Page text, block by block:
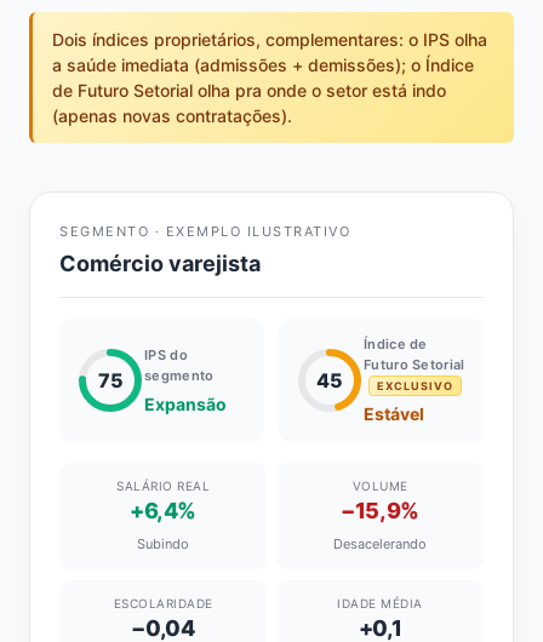
Dois índices proprietários, complementares: o IPS olha
a saúde imediata (admissões + demissões); o Índice
de Futuro Setorial olha pra onde o setor está indo
(apenas novas contratações).
SEGMENTO · EXEMPLO ILUSTRATIVO
Comércio varejista
75
IPS do
segmento
Expansão
45
Índice de
Futuro Setorial
EXCLUSIVO
Estável
SALÁRIO REAL
+6,4%
Subindo
VOLUME
−15,9%
Desacelerando
ESCOLARIDADE
−0,04
IDADE MÉDIA
+0,1